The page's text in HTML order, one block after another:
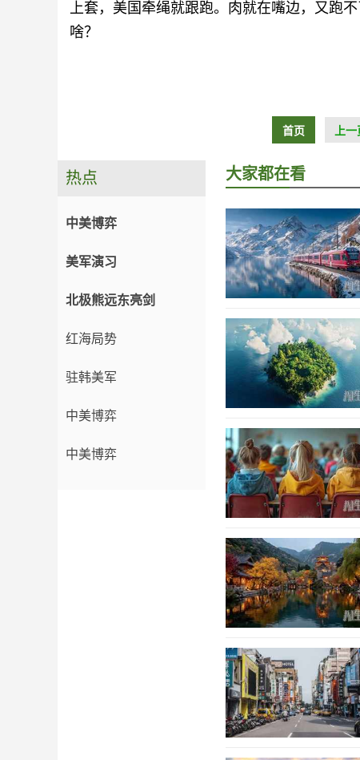
上套，美国牵绳就跟跑。肉就在嘴边，又跑
啥？
首页 上一
热点
中美博弈
美军演习
北极熊远东亮剑
红海局势
驻韩美军
中美博弈
中美博弈
大家都在看